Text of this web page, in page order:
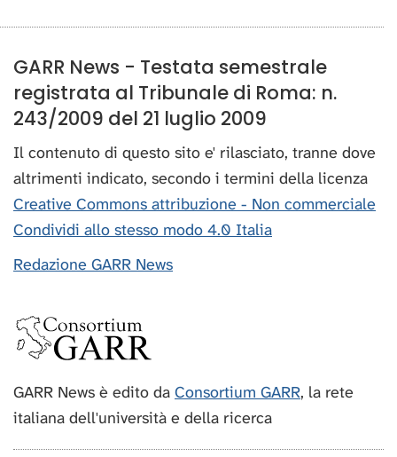
GARR News - Testata semestrale
registrata al Tribunale di Roma: n.
243/2009 del 21 luglio 2009
Il contenuto di questo sito e' rilasciato, tranne dove
altrimenti indicato, secondo i termini della licenza
Creative Commons attribuzione - Non commerciale
Condividi allo stesso modo 4.0 Italia
Redazione GARR News
GARR News è edito da Consortium GARR, la rete
italiana dell'università e della ricerca